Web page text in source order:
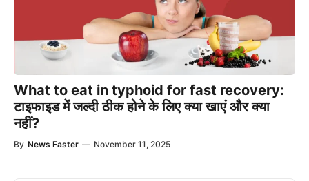
What to eat in typhoid for fast recovery:
टाइफाइड में जल्दी ठीक होने के लिए क्या खाएं और क्या
नहीं?
By News Faster — November 11, 2025